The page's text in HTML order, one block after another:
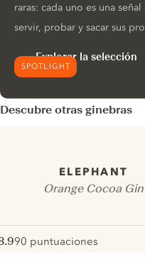
SPOTLIGHT
raras: cada uno es una
servir, probar y sacar sus
Explorar la selección
Descubre otras ginebras
ELEPHANT
Orange Cocoa Gin
pour
90 puntuaciones